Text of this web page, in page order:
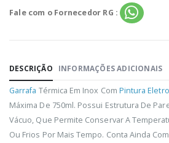
Fale com o Fornecedor RG :
DESCRIÇÃO INFORMAÇÕES ADICIONAIS
Garrafa Térmica Em Inox Com Pintura
Máxima De 750ml. Possui Estrutura De
Vácuo, Que Permite Conservar A
Ou Frios Por Mais Tempo. Conta Ainda